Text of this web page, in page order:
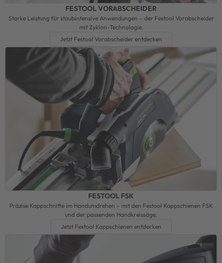
FESTOOL FSK
Präzise Kappschnitte im Handumdrehen – mit den Festool Kappschienen FSK
und der passenden Handkreissäge.
Jetzt Festool Kappschienen entdecken
FESTOOL VORABSCHEIDER
Starke Leistung für staubintensive Anwendungen – der Festool Vorabscheider
mit Zyklon-Technologie.
Jetzt Festool Vorabscheider entdecken